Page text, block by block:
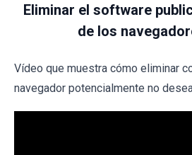
Eliminar el software
de los
Vídeo que muestra cómo eliminar
navegador potencialmente no